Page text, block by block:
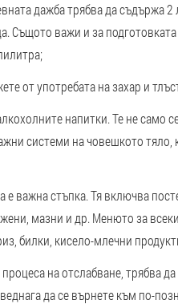
дажба трябва да съдържа
Същото важи и за
от употребата на захар и
напитки. Те не само
системи на човешкото
е важна стъпка. Тя включва
мазни и др. Менюто за
билки, кисело-млечни
на отслабване, трябва
да се върнете към по-